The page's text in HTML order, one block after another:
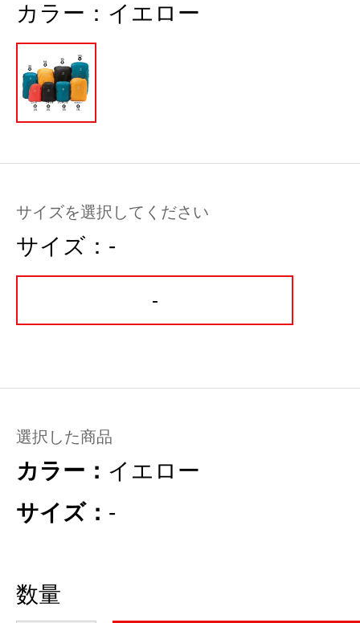
カラー： イエロー
サイズを選択してください
サイズ： -
-
選択した商品
カラー： イエロー
サイズ： -
数量